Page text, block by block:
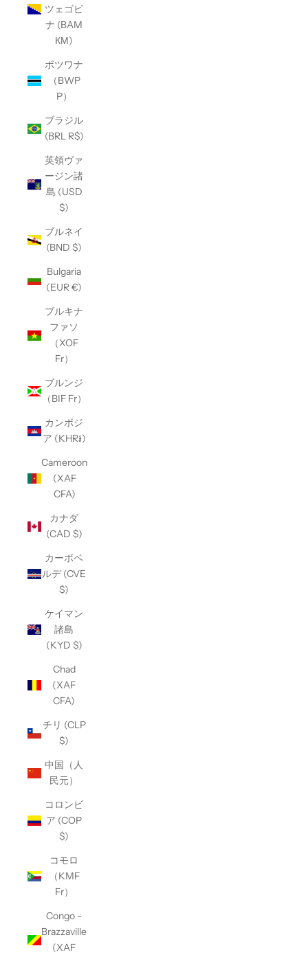
ツェゴビ
ナ (BAM
КМ)
ボツワナ
（BWP
P）
ブラジル
(BRL R$)
英領ヴァ
ージン諸
島 (USD
$)
ブルネイ
(BND $)
Bulgaria
(EUR €)
ブルキナ
ファソ
（XOF
Fr）
ブルンジ
（BIF Fr）
カンボジ
ア (KHR៛)
Cameroon
(XAF
CFA)
カナダ
(CAD $)
カーボベ
ルデ (CVE
$)
ケイマン
諸島
(KYD $)
Chad
(XAF
CFA)
チリ (CLP
$)
中国（人
民元）
コロンビ
ア (COP
$)
コモロ
（KMF
Fr）
Congo -
Brazzaville
(XAF